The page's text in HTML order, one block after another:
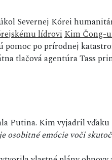
Severnej Kórei
lídroviKim Čong-
po prírodnej
tlačová agentúra Tass
Putina. Kim vyjadril
osobitné emócie voči